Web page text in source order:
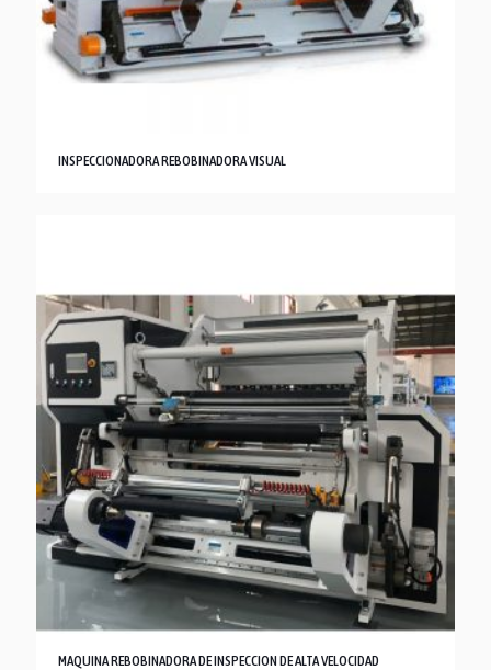
INSPECCIONADORA REBOBINADORA VISUAL
MAQUINA REBOBINADORA DE INSPECCION DE ALTA VELOCIDAD